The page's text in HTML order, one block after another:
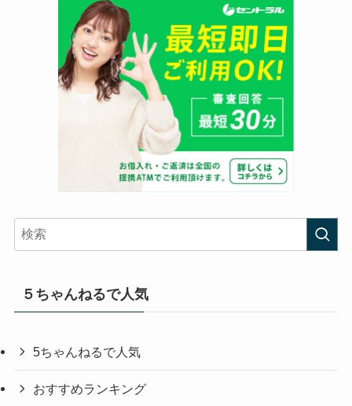
５ちゃんねるで人気
5ちゃんねるで人気
おすすめランキング